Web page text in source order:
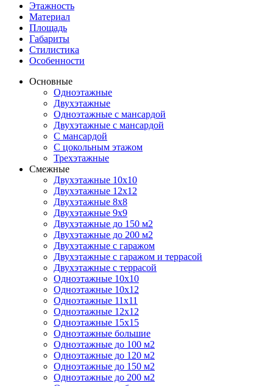
Этажность
Материал
Площадь
Габариты
Стилистика
Особенности
Основные
Одноэтажные
Двухэтажные
Одноэтажные с мансардой
Двухэтажные с мансардой
С мансардой
С цокольным этажом
Трехэтажные
Смежные
Двухэтажные 10х10
Двухэтажные 12х12
Двухэтажные 8х8
Двухэтажные 9х9
Двухэтажные до 150 м2
Двухэтажные до 200 м2
Двухэтажные с гаражом
Двухэтажные с гаражом и террасой
Двухэтажные с террасой
Одноэтажные 10х10
Одноэтажные 10х12
Одноэтажные 11х11
Одноэтажные 12х12
Одноэтажные 15х15
Одноэтажные большие
Одноэтажные до 100 м2
Одноэтажные до 120 м2
Одноэтажные до 150 м2
Одноэтажные до 200 м2